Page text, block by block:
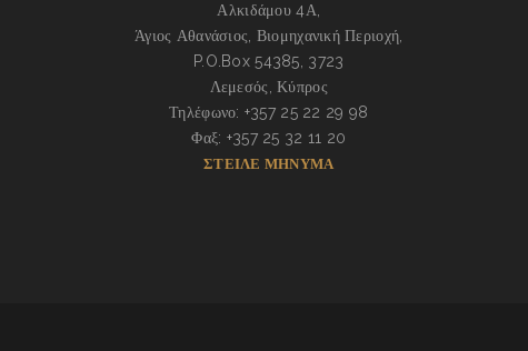
Αλκιδάμου 4Α,
Άγιος Αθανάσιος, Βιομηχανική Περιοχή,
P.O.Box 54385, 3723
Λεμεσός, Κύπρος
Τηλέφωνο: +357 25 22 29 98
Φαξ: +357 25 32 11 20
ΣΤΕΙΛΕ ΜΗΝΥΜΑ